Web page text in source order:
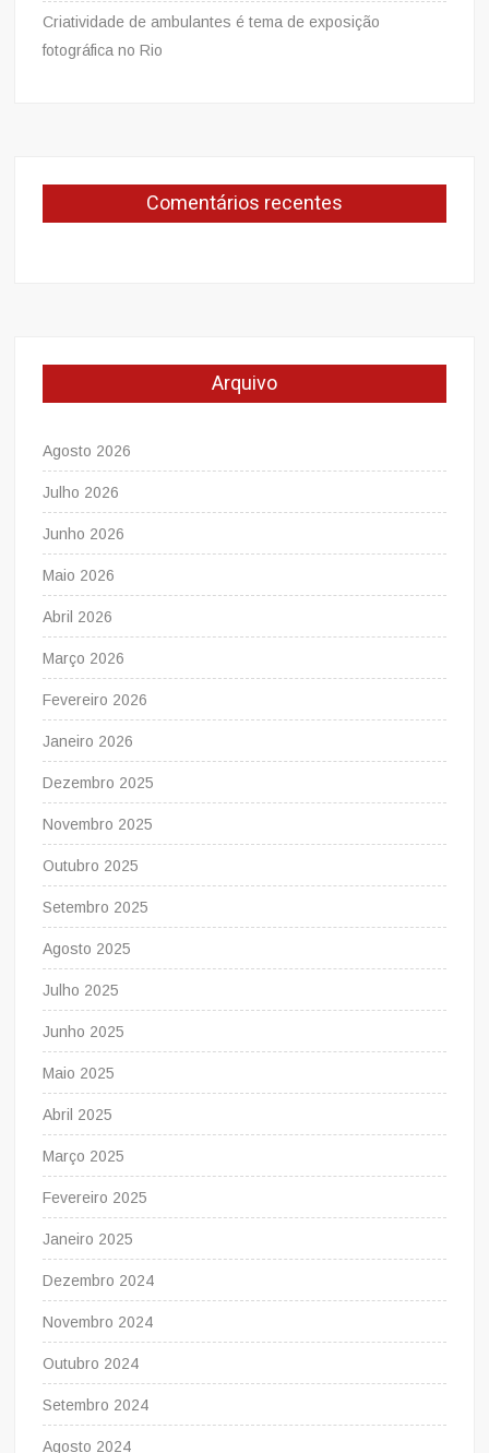
Criatividade de ambulantes é tema de exposição
fotográfica no Rio
Comentários recentes
Arquivo
Agosto 2026
Julho 2026
Junho 2026
Maio 2026
Abril 2026
Março 2026
Fevereiro 2026
Janeiro 2026
Dezembro 2025
Novembro 2025
Outubro 2025
Setembro 2025
Agosto 2025
Julho 2025
Junho 2025
Maio 2025
Abril 2025
Março 2025
Fevereiro 2025
Janeiro 2025
Dezembro 2024
Novembro 2024
Outubro 2024
Setembro 2024
Agosto 2024